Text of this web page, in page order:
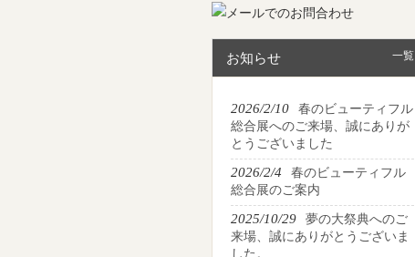
お知らせ 一覧
2026/2/10
春のビューティフル
総合展へのご来場、誠にありが
とうございました
2026/2/4
春のビューティフル
総合展のご案内
2025/10/29
夢の大祭典へのご
来場、誠にありがとうございま
した。